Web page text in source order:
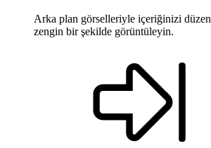
Arka plan görselleriyle içeriğinizi
zengin bir şekilde görüntüleyin.